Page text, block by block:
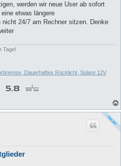
werden wir neue User ab sofort
etwas längere
nicht 24/7 am Rechner sitzen. Denke
Tage!
Dauerhaftes Rücklicht, Solare 12V